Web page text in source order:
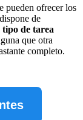
pueden ofrecer los
de
de tarea
que otra
completo.